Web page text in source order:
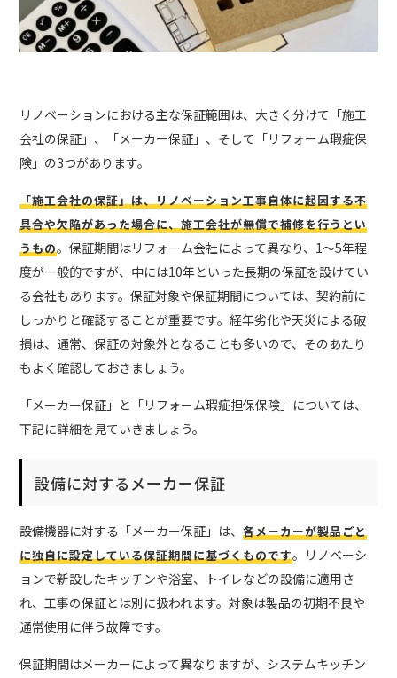
リノベーションにおける主な保証範囲は、大きく分けて「施工
会社の保証」、「メーカー保証」、そして「リフォーム瑕疵保
険」の3つがあります。
「施工会社の保証」は、リノベーション工事自体に起因する不
具合や欠陥があった場合に、施工会社が無償で補修を行うとい
うもの。保証期間はリフォーム会社によって異なり、1〜5年程
度が一般的ですが、中には10年といった長期の保証を設けてい
る会社もあります。保証対象や保証期間については、契約前に
しっかりと確認することが重要です。経年劣化や天災による破
損は、通常、保証の対象外となることも多いので、そのあたり
もよく確認しておきましょう。
「メーカー保証」と「リフォーム瑕疵担保保険」については、
下記に詳細を見ていきましょう。
設備に対するメーカー保証
設備機器に対する「メーカー保証」は、各メーカーが製品ごと
に独自に設定している保証期間に基づくものです。リノベーシ
ョンで新設したキッチンや浴室、トイレなどの設備に適用さ
れ、工事の保証とは別に扱われます。対象は製品の初期不良や
通常使用に伴う故障です。
保証期間はメーカーによって異なりますが、システムキッチン